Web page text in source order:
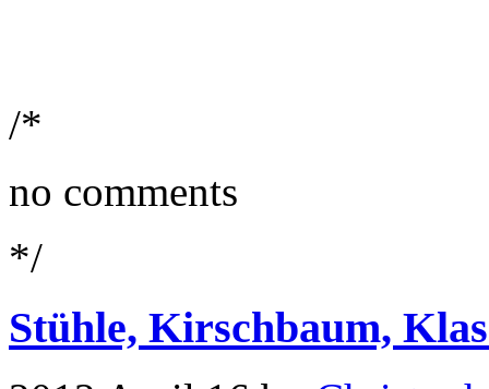
/*
no comments
*/
Stühle, Kirschbaum,